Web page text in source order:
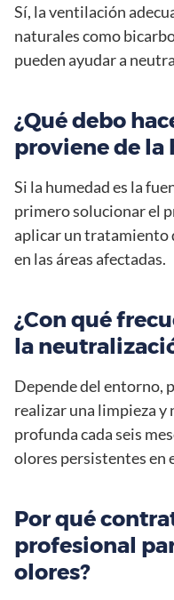
Sí, la ventilación
naturales como
pueden ayudar a
¿Qué debo
proviene de la
Si la humedad es la
primero solucionar el
aplicar un tratamiento
en las áreas afectadas.
¿Con qué
la
Depende del entorno,
realizar una limpieza
profunda cada seis
olores persistentes en
Por qué
profesional
olores?